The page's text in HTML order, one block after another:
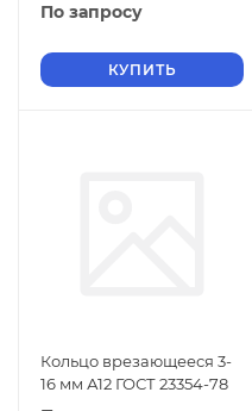
По запросу
КУПИТЬ
Кольцо врезающееся 3-
16 мм А12 ГОСТ 23354-78